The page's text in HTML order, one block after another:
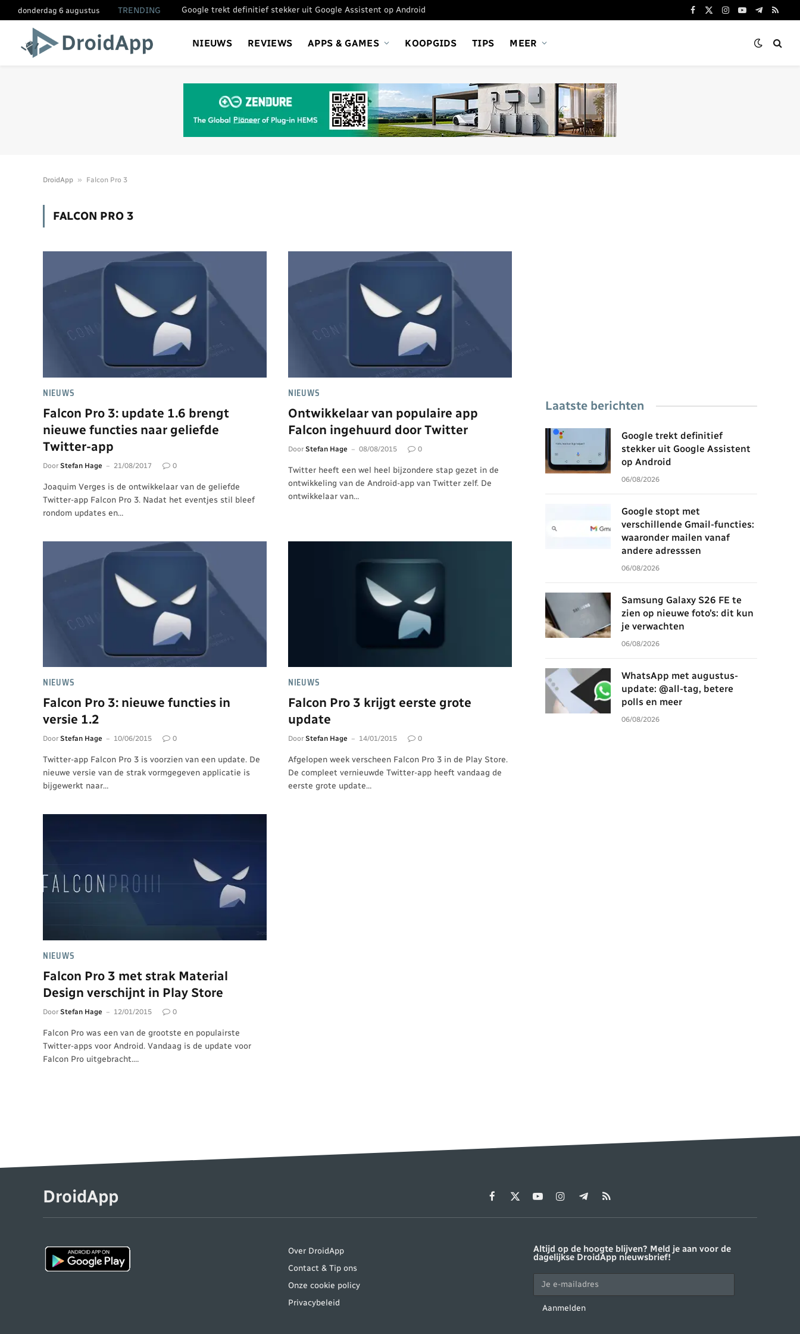
donderdag 6 augustus TRENDING Google trekt definitief stekker uit Google Assistent op Android
Facebook
X
Instagram
YouTube
Telegram
RSS
NIEUWS REVIEWS APPS & GAMES KOOPGIDS TIPS MEER
DroidApp » Falcon Pro 3
FALCON PRO 3
NIEUWS
Falcon Pro 3: update 1.6 brengt
nieuwe functies naar geliefde
Twitter-app
Door Stefan Hage 21/08/2017 0
Joaquim Verges is de ontwikkelaar van de geliefde
Twitter-app Falcon Pro 3. Nadat het eventjes stil bleef
rondom updates en…
NIEUWS
Ontwikkelaar van populaire app
Falcon ingehuurd door Twitter
Door Stefan Hage 08/08/2015 0
Twitter heeft een wel heel bijzondere stap gezet in de
ontwikkeling van de Android-app van Twitter zelf. De
ontwikkelaar van…
NIEUWS
Falcon Pro 3: nieuwe functies in
versie 1.2
Door Stefan Hage 10/06/2015 0
Twitter-app Falcon Pro 3 is voorzien van een update. De
nieuwe versie van de strak vormgegeven applicatie is
bijgewerkt naar…
NIEUWS
Falcon Pro 3 krijgt eerste grote
update
Door Stefan Hage 14/01/2015 0
Afgelopen week verscheen Falcon Pro 3 in de Play Store.
De compleet vernieuwde Twitter-app heeft vandaag de
eerste grote update…
NIEUWS
Falcon Pro 3 met strak Material
Design verschijnt in Play Store
Door Stefan Hage 12/01/2015 0
Falcon Pro was een van de grootste en populairste
Twitter-apps voor Android. Vandaag is de update voor
Falcon Pro uitgebracht.…
Laatste berichten
Google trekt definitief
stekker uit Google Assistent
op Android
06/08/2026
Google stopt met
verschillende Gmail-functies:
waaronder mailen vanaf
andere adresssen
06/08/2026
Samsung Galaxy S26 FE te
zien op nieuwe foto’s: dit kun
je verwachten
06/08/2026
WhatsApp met augustus-
update: @all-tag, betere
polls en meer
06/08/2026
DroidApp Facebook
X
YouTubeInstagramTelegram
RSS
Over DroidApp
Contact & Tip ons
Onze cookie policy
Privacybeleid
Altijd op de hoogte blijven? Meld je aan voor de
dagelijkse DroidApp nieuwsbrief!
Aanmelden